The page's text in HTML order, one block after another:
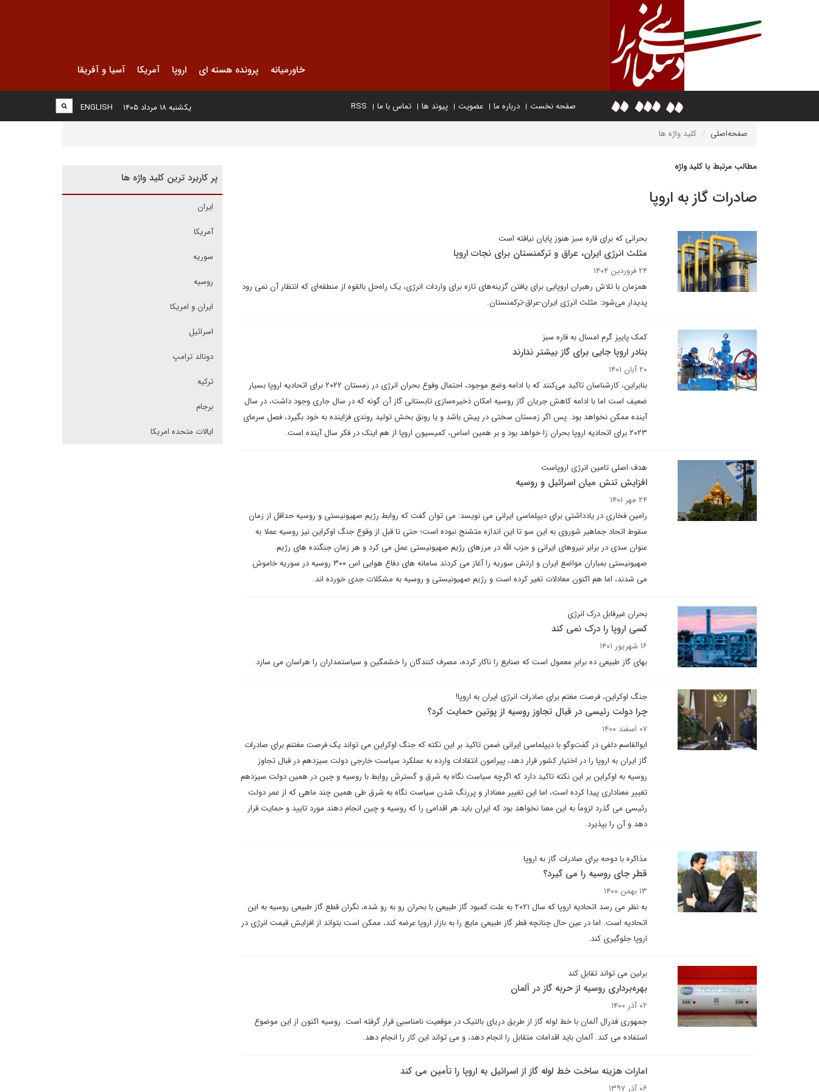
خاورمیانه پرونده هسته ای اروپا آمریکا آسیا و آفریقا
صفحه نخست درباره ما عضویت پیوند ها تماس با ما RSS
ENGLISH یکشنبه ۱۸ مرداد ۱۴۰۵
صفحه‌اصلی کلید واژه ها
مطالب مرتبط با کلید واژه
صادرات گاز به اروپا
بحرانی که برای قاره سبز هنوز پایان نیافته است
مثلث انرژی ایران، عراق و ترکمنستان برای نجات اروپا
۲۴ فروردین ۱۴۰۴
همزمان با تلاش رهبران اروپایی برای یافتن گزینه‌های تازه برای واردات انرژی، یک راه‌حل بالقوه از منطقه‌ای که انتظار آن نمی رود
پدیدار می‌شود: مثلث انرژی ایران-عراق-ترکمنستان.
کمک پاییز گرم امسال به قاره سبز
بنادر اروپا جایی برای گاز بیشتر ندارند
۲۰ آبان ۱۴۰۱
بنابراین، کارشناسان تاکید می‌کنند که با ادامه وضع موجود، احتمال وقوع بحران انرژی در زمستان ۲۰۲۲ برای اتحادیه اروپا بسیار
ضعیف است اما با ادامه کاهش جریان‌ گاز روسیه امکان ذخیره‌سازی تابستانی گاز آن گونه که در سال جاری وجود داشت، در سال
آینده ممکن نخواهد بود. پس اگر زمستان سختی در پیش باشد و یا رونق بخش تولید روندی فزاینده به خود بگیرد، فصل سرمای
۲۰۲۳ برای اتحادیه اروپا بحران زا خواهد بود و بر همین اساس، کمیسیون اروپا از هم اینک در فکر سال آینده است.
هدف اصلی تامین انرژی اروپاست
افزایش تنش میان اسرائیل و روسیه
۲۴ مهر ۱۴۰۱
رامین فخاری در یادداشتی برای دیپلماسی ایرانی می نویسد: می توان گفت که روابط رژیم صهیونیستی و روسیه حداقل از زمان
سقوط اتحاد جماهیر شوروی به این سو تا این اندازه متشنج نبوده است؛ حتی تا قبل از وقوع جنگ اوکراین نیز روسیه عملا به
عنوان سدی در برابر نیروهای ایرانی و حزب الله در مرزهای رژیم صهیونیستی عمل می کرد و هر زمان جنگنده های رژیم
صهیونیستی بمباران مواضع ایران و ارتش سوریه را آغاز می کردند سامانه های دفاع هوایی اس ۳۰۰ روسیه در سوریه خاموش
می شدند، اما هم اکنون معادلات تغیر کرده است و رژیم صهیونیستی و روسیه به مشکلات جدی خورده اند.
بحران غیرقابل درک انرژی
کسی اروپا را درک نمی کند
۱۶ شهریور ۱۴۰۱
بهای گاز طبیعی ده برابرِ معمول است که صنایع را ناکار کرده، مصرف کنندگان را خشمگین و سیاستمداران را هراسان می سازد.
جنگ اوکراین، فرصت مغتم برای صادرات انرژی ایران به اروپا!
چرا دولت رئیسی در قبال تجاوز روسیه از پوتین حمایت کرد؟
۰۷ اسفند ۱۴۰۰
ابوالقاسم دلفی در گفت‌وگو با دیپلماسی ایرانی ضمن تاکید بر این نکته که جنگ اوکراین می تواند یک فرصت مغتنم برای صادرات
گاز ایران به اروپا را در اختیار کشور قرار دهد، پیرامون انتقادات وارده به عملکرد سیاست خارجی دولت سیزدهم در قبال تجاوز
روسیه به اوکراین بر این نکته تاکید دارد که اگرچه سیاست نگاه به شرق و گسترش روابط با روسیه و چین در همین دولت سیزدهم
تغییر معناداری پیدا کرده است، اما این تغییر معنادار و پررنگ شدن سیاست نگاه به شرق طی همین چند ماهی که از عمر دولت
رئیسی می گذرد لزوماً به این معنا نخواهد بود که ایران باید هر اقدامی را که روسیه و چین انجام دهند مورد تایید و حمایت قرار
دهد و آن را بپذیرد.
مذاکره با دوحه برای صادرات گاز به اروپا
قطر جای روسیه را می گیرد؟
۱۳ بهمن ۱۴۰۰
به نظر می رسد اتحادیه اروپا که سال ۲۰۲۱ به علت کمبود گاز طبیعی با بحران رو به رو شده، نگران قطع گاز طبیعی روسیه به این
اتحادیه است. اما در عین حال چنانچه قطر گاز طبیعی مایع را به بازار اروپا عرضه کند، ممکن است بتواند از افزایش قیمت انرژی در
اروپا جلوگیری کند.
برلین می تواند تقابل کند
بهره‌برداری روسیه از حربه گاز در آلمان
۰۲ آذر ۱۴۰۰
جمهوری فدرال آلمان با خط لوله گاز از طریق دریای بالتیک در موقعیت نامناسبی قرار گرفته است. روسیه اکنون از این موضوع
استفاده می کند. آلمان باید اقدامات متقابل را انجام دهد، و می تواند این کار را انجام دهد.
امارات هزینه ساخت خط لوله گاز از اسرائیل به اروپا را تأمین می کند
۰۶ آذر ۱۳۹۷
پر کاربرد ترین کلید واژه ها
ایران
آمریکا
سوریه
روسیه
ایران و امریکا
اسرائیل
دونالد ترامپ
ترکیه
برجام
ایالات متحده امریکا